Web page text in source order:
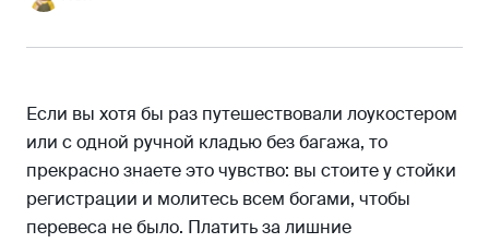
Если вы хотя бы раз путешествовали лоукостером
или с одной ручной кладью без багажа, то
прекрасно знаете это чувство: вы стоите у стойки
регистрации и молитесь всем богами, чтобы
перевеса не было. Платить за лишние